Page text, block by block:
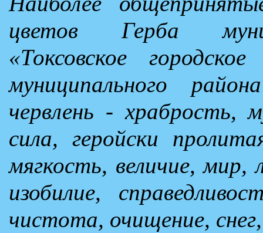
цветов Герба
«Токсовское
муниципального
червлень - храбрость,
сила, геройски
мягкость, величие,
изобилие,
чистота, очищение,